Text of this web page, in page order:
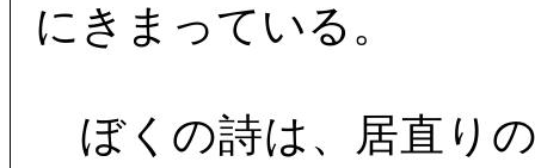
にきまっている。
ぼくの詩は、居直り